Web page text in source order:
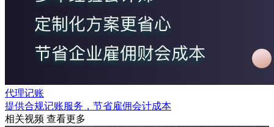
代理记账
提供合规记账服务，节省雇佣会计成本
相关视频 查看更多